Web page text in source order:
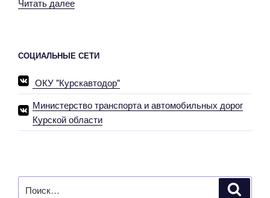
Читать далее
дорожные
СОЦИАЛЬНЫЕ СЕТИ
ОКУ "Курскавтодор"
Министерство транспорта и автомобильных дорог
Курской области